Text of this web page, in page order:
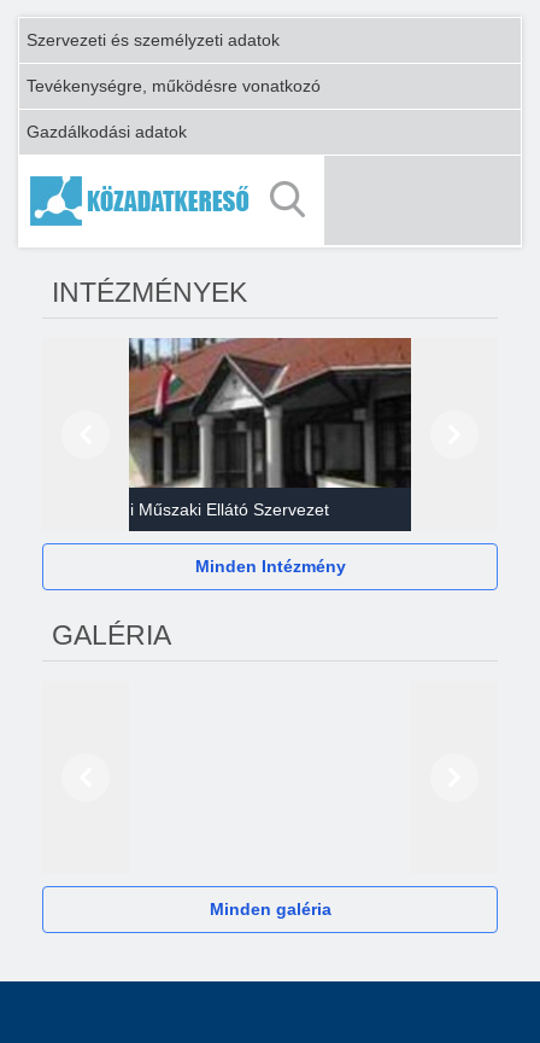
Szervezeti és személyzeti adatok
Tevékenységre, működésre vonatkozó
Gazdálkodási adatok
INTÉZMÉNYEK
Gazdasági Műszaki Ellátó Szervezet
Minden Intézmény
GALÉRIA
Minden galéria